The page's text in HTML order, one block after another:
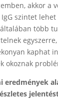
akkor a
szintet
több
kaphat
okoznak
eredmények